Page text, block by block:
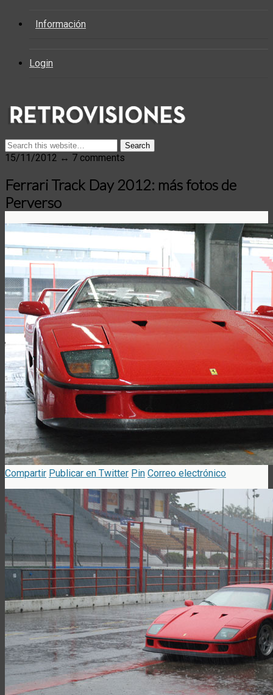
Información
Login
15/11/2012 ↔ 7 comments
Ferrari Track Day 2012: más fotos de
Perverso
Compartir Publicar en Twitter Pin Correo electrónico